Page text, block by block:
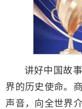
讲好中国故
界的历史使命。
声音，向全世界